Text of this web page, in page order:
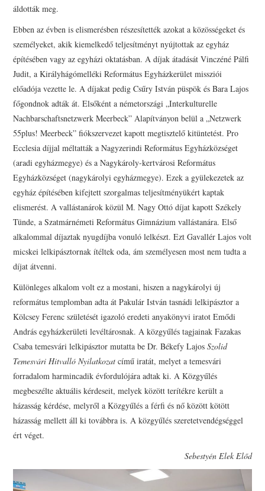
áldották meg.
Ebben az évben is elismerésben részesítették azokat a közösségeket és
személyeket, akik kiemelkedő teljesítményt nyújtottak az egyház
építésében vagy az egyházi oktatásban. A díjak átadását Vinczéné Pálfi
Judit, a Királyhágómelléki Református Egyházkerület missziói
előadója vezette le. A díjakat pedig Csűry István püspök és Bara Lajos
főgondnok adták át. Elsőként a németországi „Interkulturelle
Nachbarschaftsnetzwerk Meerbeck” Alapítványon belül a „Netzwerk
55plus! Meerbeck” fiókszervezet kapott megtisztelő kitüntetést. Pro
Ecclesia díjjal méltatták a Nagyzerindi Református Egyházközséget
(aradi egyházmegye) és a Nagykároly-kertvárosi Református
Egyházközséget (nagykárolyi egyházmegye). Ezek a gyülekezetek az
egyház építésében kifejtett szorgalmas teljesítményükért kaptak
elismerést. A vallástanárok közül M. Nagy Ottó díjat kapott Székely
Tünde, a Szatmárnémeti Református Gimnázium vallástanára. Első
alkalommal díjaztak nyugdíjba vonuló lelkészt. Ezt Gavallér Lajos volt
micskei lelkipásztornak ítéltek oda, ám személyesen most nem tudta a
díjat átvenni.
Különleges alkalom volt ez a mostani, hiszen a nagykárolyi új
református templomban adta át Pakulár István tasnádi lelkipásztor a
Kölcsey Ferenc születését igazoló eredeti anyakönyvi iratot Emődi
András egyházkerületi levéltárosnak. A közgyűlés tagjainak Fazakas
Csaba temesvári lelkipásztor mutatta be Dr. Békefy Lajos Szolid
Temesvári Hitvalló Nyilatkozat című iratát, melyet a temesvári
forradalom harmincadik évfordulójára adtak ki. A Közgyűlés
megbeszélte aktuális kérdeseit, melyek között terítékre került a
házasság kérdése, melyről a Közgyűlés a férfi és nő között kötött
házasság mellett áll ki továbbra is. A közgyűlés szeretetvendégséggel
ért véget.
Sebestyén Elek Előd